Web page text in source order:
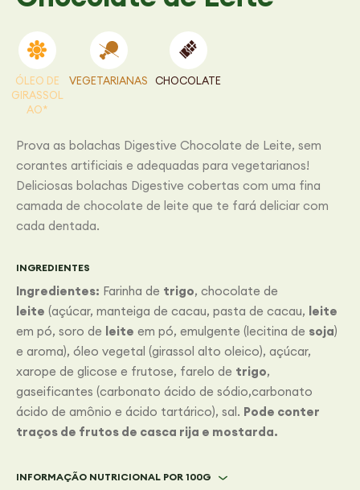
ÓLEO DE
GIRASSOL
AO*
VEGETARIANAS CHOCOLATE
Prova as bolachas Digestive Chocolate de Leite, sem
corantes artificiais e adequadas para vegetarianos!
Deliciosas bolachas Digestive cobertas com uma fina
camada de chocolate de leite que te fará deliciar com
cada dentada.
INGREDIENTES
Ingredientes: Farinha de trigo, chocolate de
leite (açúcar, manteiga de cacau, pasta de cacau, leite
em pó, soro de leite em pó, emulgente (lecitina de soja)
e aroma), óleo vegetal (girassol alto oleico), açúcar,
xarope de glicose e frutose, farelo de trigo,
gaseificantes (carbonato ácido de sódio,carbonato
ácido de amônio e ácido tartárico), sal. Pode conter
traços de frutos de casca rija e mostarda.
INFORMAÇÃO NUTRICIONAL POR 100G